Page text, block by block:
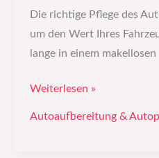
Die richtige Pflege des
um den Wert Ihres
lange in einem makellosen
Weiterlesen »
Autoaufbereitung &